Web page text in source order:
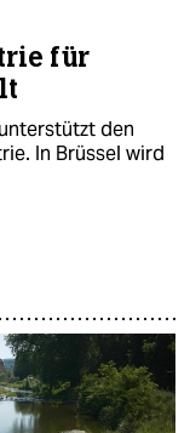
für
den
In Brüssel wird